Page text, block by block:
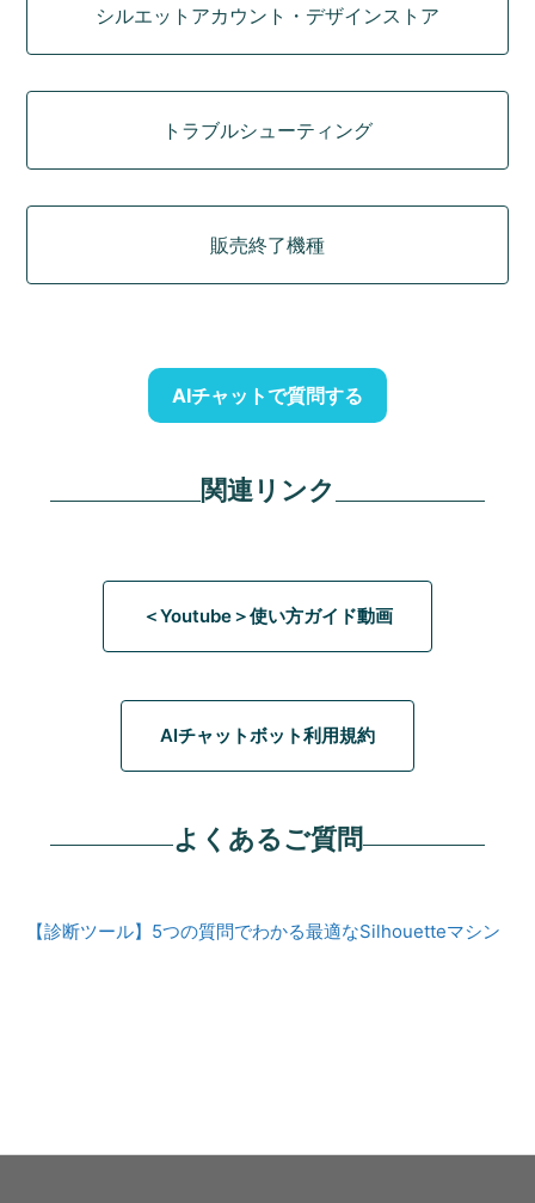
シルエットアカウント・デザインストア
トラブルシューティング
販売終了機種
AIチャットで質問する
関連リンク
＜Youtube＞使い方ガイド動画
AIチャットボット利用規約
よくあるご質問
【診断ツール】5つの質問でわかる最適なSilhouetteマシン